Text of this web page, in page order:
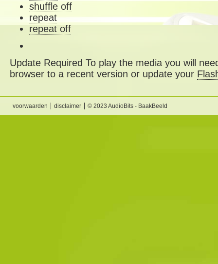
shuffle off
repeat
repeat off
Update Required To play the media you will
browser to a recent version or update your
voorwaarden disclaimer © 2023 AudioBits - BaakBeeld